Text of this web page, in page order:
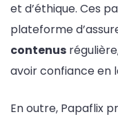
et d’éthique. Ces
plateforme
contenus
avoir confiance en
En outre, Papaflix